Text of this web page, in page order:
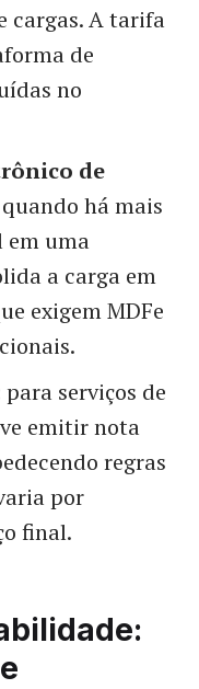
cargas. A tarifa
de
no
de
há mais
em uma
a carga em
exigem MDFe
para serviços de
emitir nota
regras
por
final.